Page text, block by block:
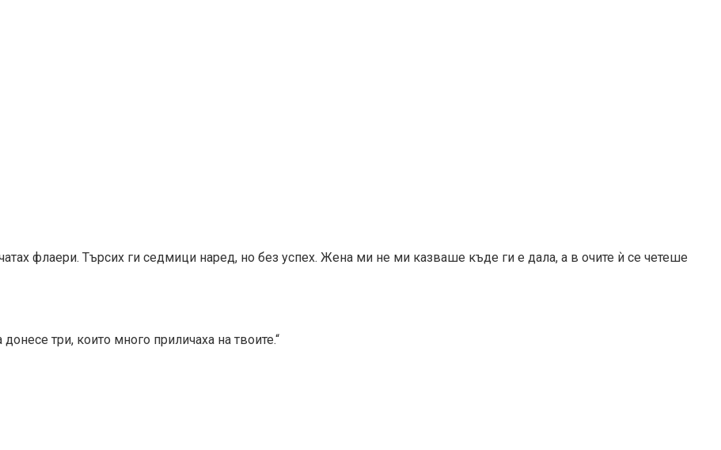
флаери. Търсих ги седмици наред, но без успех. Жена ми не ми казваше къде ги е дала, а в очите ѝ се четеше
три, които много приличаха на твоите.“